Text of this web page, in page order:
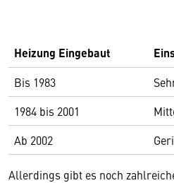
Heizung Eingebaut
Bis 1983
1984 bis 2001
Ab 2002
Allerdings gibt es noch